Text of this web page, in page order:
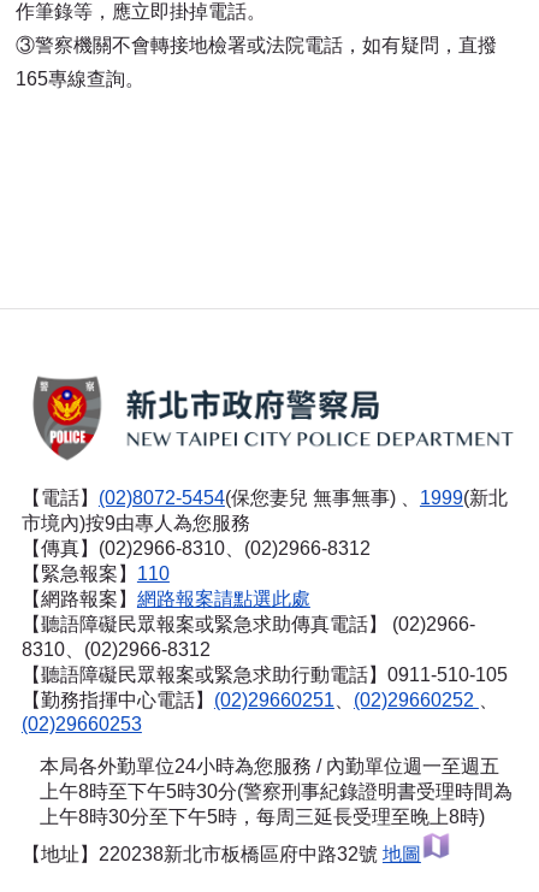
作筆錄等，應立即掛掉電話。
③警察機關不會轉接地檢署或法院電話，如有疑問，直撥
165專線查詢。
【電話】 (02)8072-5454(保您妻兒 無事無事) 、 1999(新北
市境內)按9由專人為您服務
【傳真】(02)2966-8310、(02)2966-8312
【緊急報案】 110
【網路報案】 網路報案請點選此處
【聽語障礙民眾報案或緊急求助傳真電話】
(02)2966-
8310、(02)2966-8312
【聽語障礙民眾報案或緊急求助行動電話】0911-510-105
【勤務指揮中心電話】 (02)29660251 (02)29660252
(02)29660253
本局各外勤單位24小時為您服務 / 內勤單位週一至週五
上午8時至下午5時30分(警察刑事紀錄證明書受理時間為
上午8時30分至下午5時，每周三延長受理至晚上8時)
【地址】220238新北市板橋區府中路32號 地圖